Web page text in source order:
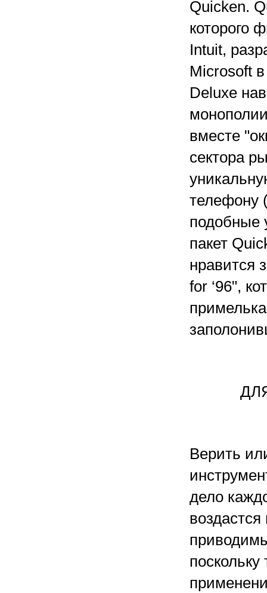
Quicken.
которого
Intuit,
Microsoft
Deluxe
вместе
сектора
телефону
подобные
пакет
нравится
for ‘96",
Верить
дело